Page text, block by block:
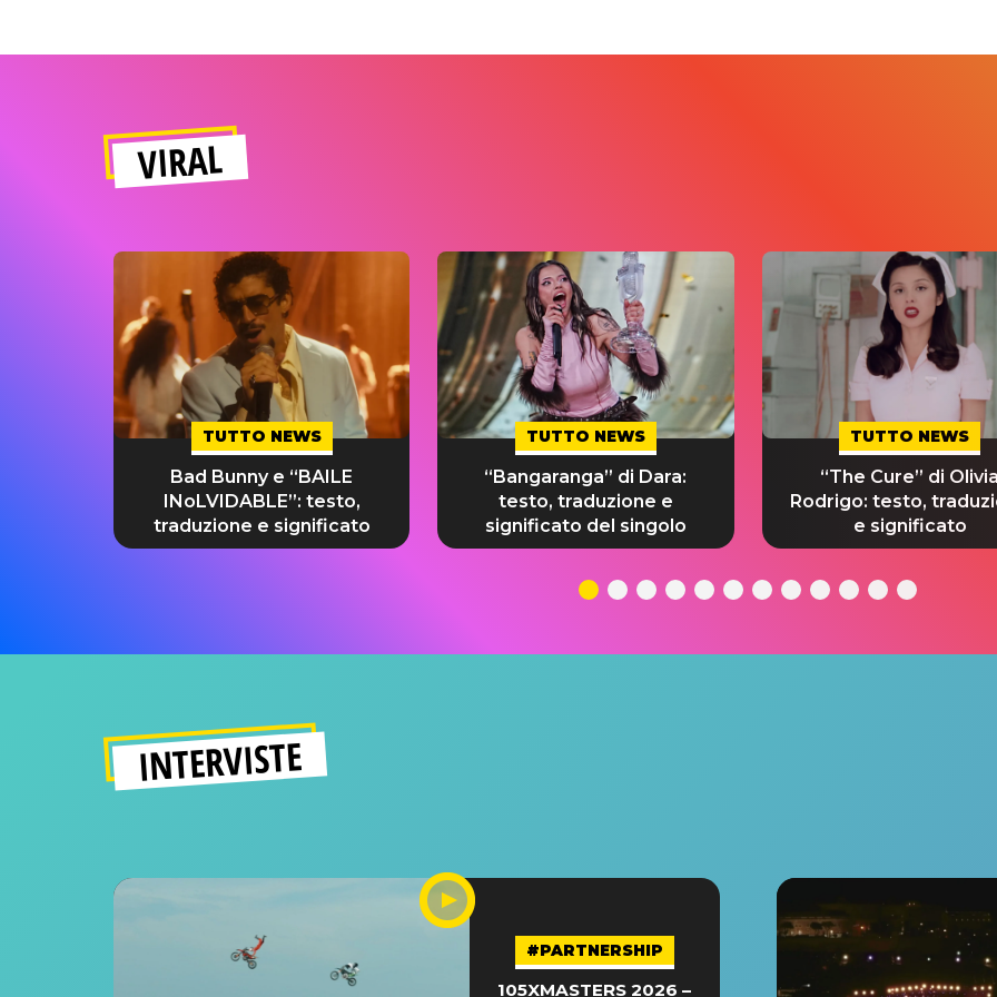
VIRAL
TUTTO NEWS
Bad Bunny e “BAILE
INoLVIDABLE”: testo,
traduzione e significato
TUTTO NEWS
“Bangaranga” di Dara:
testo, traduzione e
significato del singolo
TUTTO NEWS
“The Cure” di Olivia
Rodrigo: testo,
e significato
INTERVISTE
#PARTNERSHIP
105XMASTERS 2026 –